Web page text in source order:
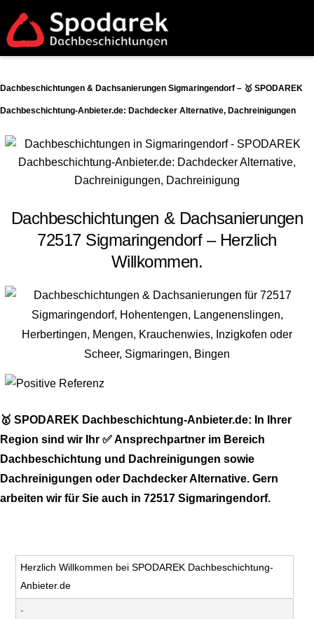
Dachbeschichtungen & Dachsanierungen Sigmaringendorf – 🥇 SPODAREK
Dachbeschichtung-Anbieter.de: Dachdecker Alternative, Dachreinigungen
Dachbeschichtungen & Dachsanierungen
72517 Sigmaringendorf – Herzlich
Willkommen.
🥇 SPODAREK Dachbeschichtung-Anbieter.de: In Ihrer
Region sind wir Ihr ✅ Ansprechpartner im Bereich
Dachbeschichtung und Dachreinigungen sowie
Dachreinigungen oder Dachdecker Alternative. Gern
arbeiten wir für Sie auch in 72517 Sigmaringendorf.
Herzlich Willkommen bei SPODAREK Dachbeschichtung-
Anbieter.de
-